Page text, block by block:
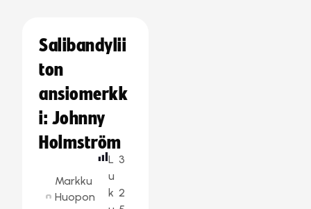
Salibandylii
ton
ansiomerkk
i: Johnny
Holmström
Markku
Huopon
L
u
k
3
2